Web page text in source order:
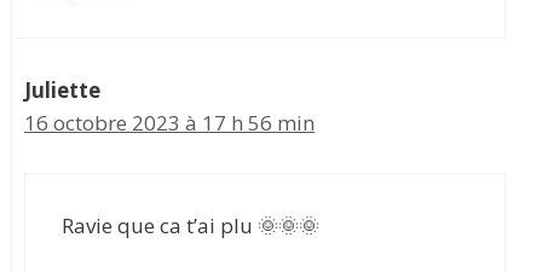
Juliette
16 octobre 2023 à 17 h 56 min
Ravie que ca t’ai plu 🌞🌞🌞